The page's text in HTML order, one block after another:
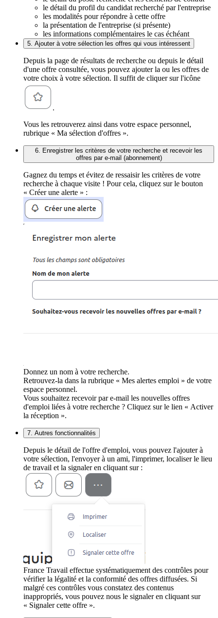
le détail du profil du candidat recherché par l'entreprise
les modalités pour répondre à cette offre
la présentation de l'entreprise (si présente)
les informations complémentaires le cas échéant
5. Ajouter à votre sélection les offres qui vous intéressent
Depuis la page de résultats de recherche ou depuis le détail
d'une offre consultée, vous pouvez ajouter la ou les offres de
votre choix à votre sélection. Il suffit de cliquer sur l'icône
.
Vous les retrouverez ainsi dans votre espace personnel,
rubrique « Ma sélection d'offres ».
6. Enregistrer les critères de votre recherche et recevoir les
offres par e-mail (abonnement)
Gagnez du temps et évitez de ressaisir les critères de votre
recherche à chaque visite ! Pour cela, cliquez sur le bouton
« Créer une alerte » :
Donnez un nom à votre recherche.
Retrouvez-la dans la rubrique « Mes alertes emploi » de votre
espace personnel.
Vous souhaitez recevoir par e-mail les nouvelles offres
d'emploi liées à votre recherche ? Cliquez sur le lien « Activer
la réception ».
7. Autres fonctionnalités
Depuis le détail de l'offre d'emploi, vous pouvez l'ajouter à
votre sélection, l'envoyer à un ami, l'imprimer, localiser le lieu
de travail et la signaler en cliquant sur :
France Travail effectue systématiquement des contrôles pour
vérifier la légalité et la conformité des offres diffusées. Si
malgré ces contrôles vous constatez des contenus
inappropriés, vous pouvez nous le signaler en cliquant sur
« Signaler cette offre ».